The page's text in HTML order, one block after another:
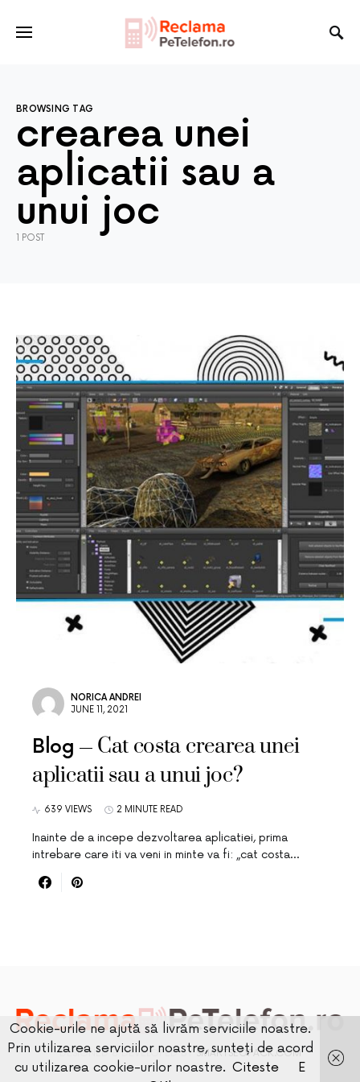
BROWSING TAG
crearea unei
aplicatii sau a
unui joc
1 POST
NORICA ANDREI
JUNE 11, 2021
Blog
Cat costa crearea unei
aplicatii sau a unui joc?
639 VIEWS 2 MINUTE READ
Inainte de a incepe dezvoltarea aplicatiei, prima
intrebare care iti va veni in minte va fi: „cat costa…
DESIGNED & DEVELOPED BY SMARTSEOPACK.COM
Cookie-urile ne ajută să livrăm serviciile noastre.
Prin utilizarea serviciilor noastre, sunteți de acord
cu utilizarea cookie-urilor noastre. Citeste
E